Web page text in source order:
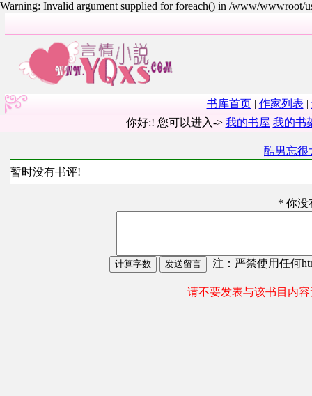
Warning: Invalid argument supplied for foreach() in /www/wwwroot/
书库首页| 作家列表 |
你好:! 您可以进入-> 我的书屋 我的书
酷男忘很
暂时没有书评!
* 你没
注：严禁使用任何
请不要发表与该书目内